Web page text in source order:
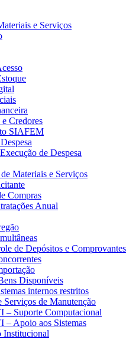
e Serviços
Credores
SIAFEM
de Despesa
Materiais e Serviços
Compras
Anual
de Depósitos e Comprovantes
Disponíveis
internos restritos
Serviços de Manutenção
– Suporte Computacional
– Apoio aos Sistemas
Institucional